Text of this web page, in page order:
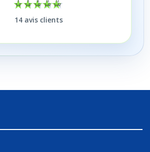
14avis clients